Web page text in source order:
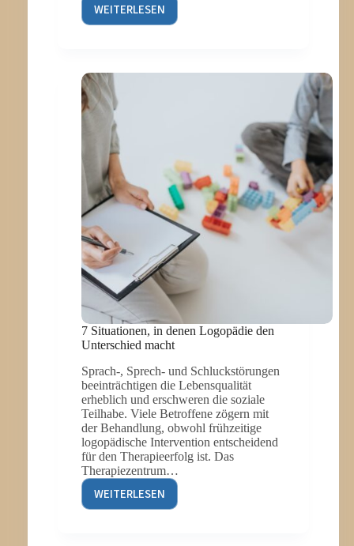
WEITERLESENSCHLUCKSTÖRUNGEN
LEISTEN
KANN
7 Situationen, in denen Logopädie den
Unterschied macht
Sprach-, Sprech- und Schluckstörungen
beeinträchtigen die Lebensqualität
erheblich und erschweren die soziale
Teilhabe. Viele Betroffene zögern mit
der Behandlung, obwohl frühzeitige
logopädische Intervention entscheidend
für den Therapieerfolg ist. Das
Therapiezentrum…
WEITERLESEN
7